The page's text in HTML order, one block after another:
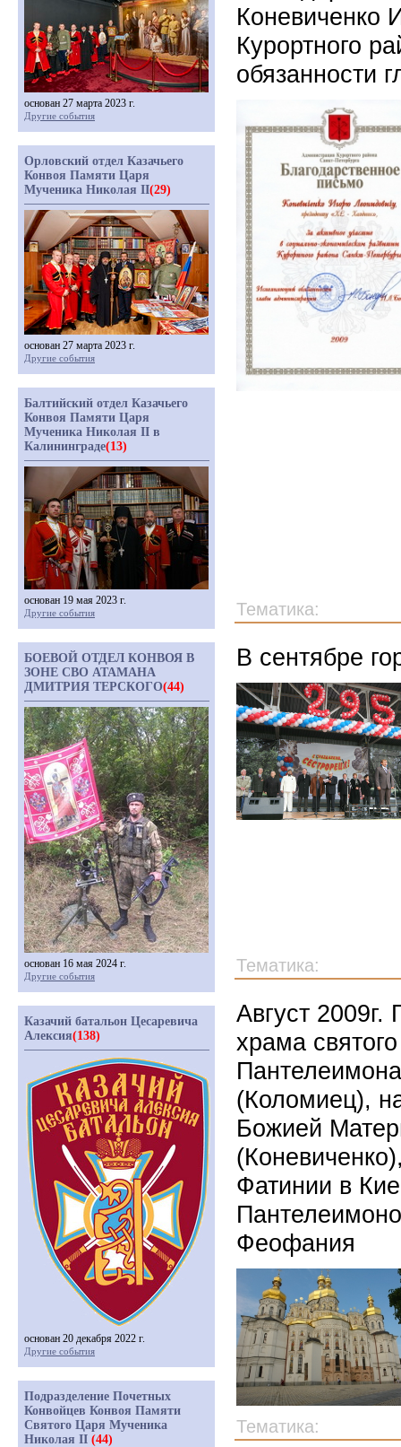
Коневиченко
Курортного
обязанности
Тематика:
В сентябре
Тематика:
Август 2009г.
храма
(Коломиец),
Божией
Фатинии в
Феофания
Тематика:
основан 27 марта 2023 г.
Другие события
Орловский отдел Казачьего
Конвоя Памяти Царя
Мученика Николая II(29)
основан 27 марта 2023 г.
Другие события
Балтийский отдел Казачьего
Конвоя Памяти Царя
Мученика Николая II в
Калининграде(13)
основан 19 мая 2023 г.
Другие события
БОЕВОЙ ОТДЕЛ КОНВОЯ В
ЗОНЕ СВО АТАМАНА
ДМИТРИЯ ТЕРСКОГО(44)
основан 16 мая 2024 г.
Другие события
Казачий батальон Цесаревича
Алексия(138)
основан 20 декабря 2022 г.
Другие события
Подразделение Почетных
Конвойцев Конвоя Памяти
Святого Царя Мученика
Николая II (44)